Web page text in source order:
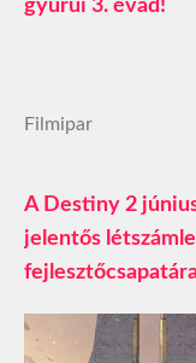
gyűrűi 3. évad!
Filmipar
A Destiny 2
jelentős